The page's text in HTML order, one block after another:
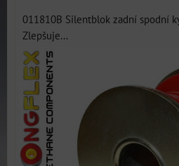
011810B Silentblok zadní spodní
Zlepšuje...